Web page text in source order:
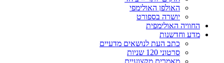
האולפן האולימפי
יושרה בספורט
החוויה האולימפית
מדע וחדשנות
כתב העת לנושאים מדעיים
סרטוני 120 שניות
מאמרים מקצועיים